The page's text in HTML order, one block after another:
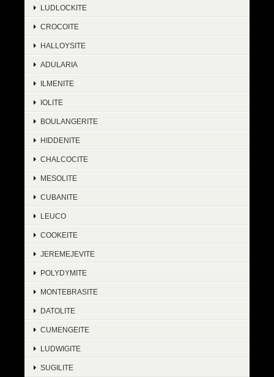
LUDLOCKITE
CROCOITE
HALLOYSITE
ADULARIA
ILMENITE
IOLITE
BOULANGERITE
HIDDENITE
CHALCOCITE
MESOLITE
CUBANITE
LEUCO
COOKEITE
JEREMEJEVITE
POLYDYMITE
MONTEBRASITE
DATOLITE
CUMENGEITE
LUDWIGITE
SUGILITE